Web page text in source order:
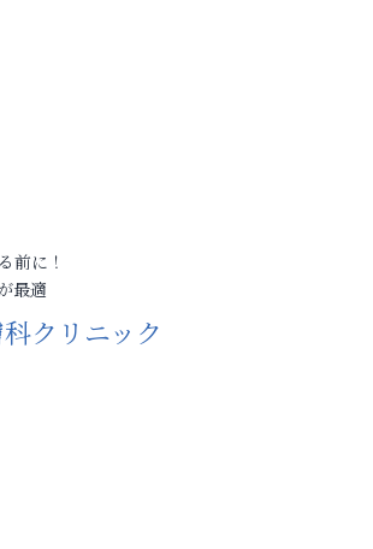
前に！
最適
クリニック